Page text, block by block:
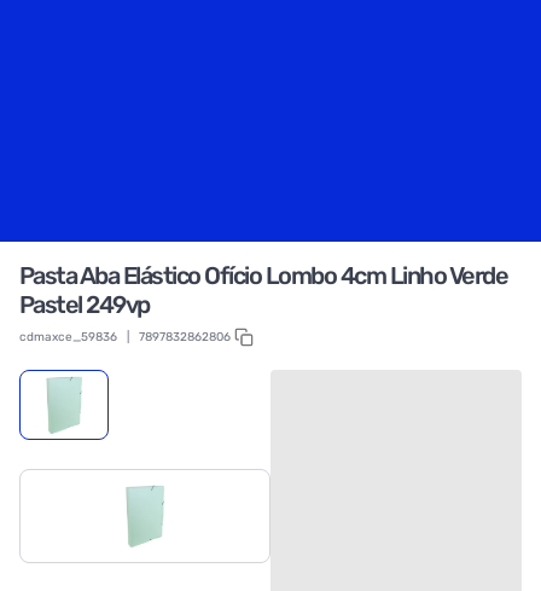
Pasta Aba Elástico Ofício Lombo 4cm Linho Verde
Pastel 249vp
cdmaxce_59836 7897832862806